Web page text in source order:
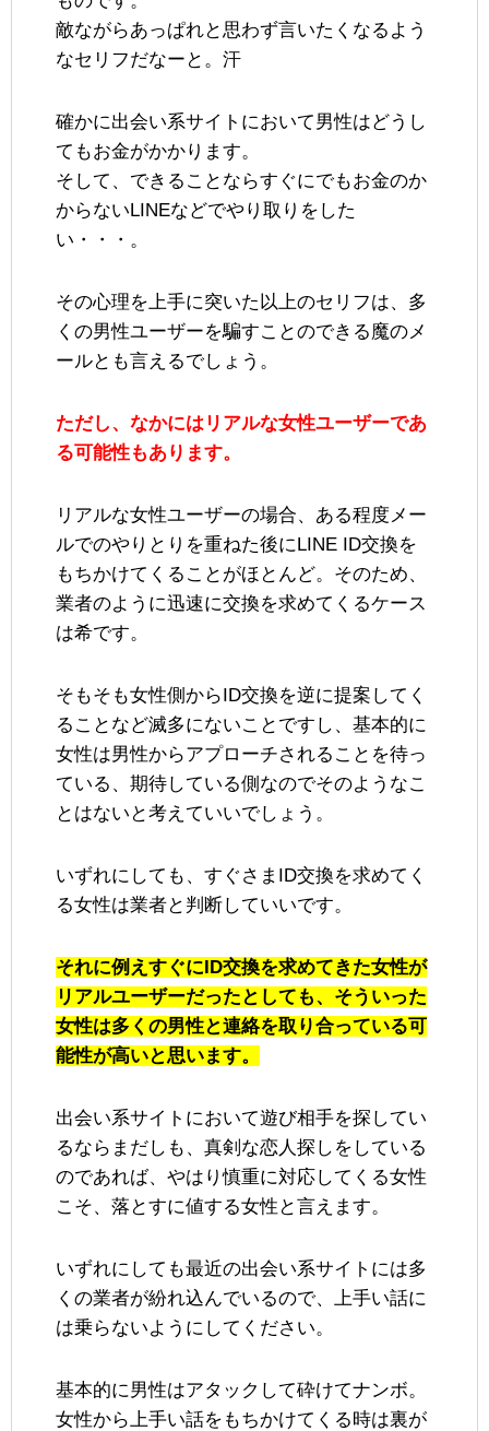
敵ながらあっぱれと思わず言いたくなるよう
なセリフだなーと。汗
確かに出会い系サイトにおいて男性はどうし
てもお金がかかります。
そして、できることならすぐにでもお金のか
からないLINEなどでやり取りをした
い・・・。
その心理を上手に突いた以上のセリフは、多
くの男性ユーザーを騙すことのできる魔のメ
ールとも言えるでしょう。
ただし、なかにはリアルな女性ユーザーであ
る可能性もあります。
リアルな女性ユーザーの場合、ある程度メー
ルでのやりとりを重ねた後にLINE ID交換を
もちかけてくることがほとんど。そのため、
業者のように迅速に交換を求めてくるケース
は希です。
そもそも女性側からID交換を逆に提案してく
ることなど滅多にないことですし、基本的に
女性は男性からアプローチされることを待っ
ている、期待している側なのでそのようなこ
とはないと考えていいでしょう。
いずれにしても、すぐさまID交換を求めてく
る女性は業者と判断していいです。
それに例えすぐにID交換を求めてきた女性が
リアルユーザーだったとしても、そういった
女性は多くの男性と連絡を取り合っている可
能性が高いと思います。
出会い系サイトにおいて遊び相手を探してい
るならまだしも、真剣な恋人探しをしている
のであれば、やはり慎重に対応してくる女性
こそ、落とすに値する女性と言えます。
いずれにしても最近の出会い系サイトには多
くの業者が紛れ込んでいるので、上手い話に
は乗らないようにしてください。
基本的に男性はアタックして砕けてナンボ。
女性から上手い話をもちかけてくる時は裏が